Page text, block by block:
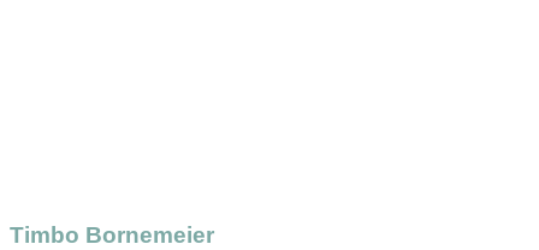
Timbo Bornemeier